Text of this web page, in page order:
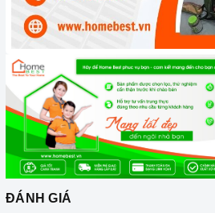
Công nghệ hiện đại
Công nghệ VarioSpeed: Giúp rút
lên đến 50%, mà vẫn đảm bảo
Công nghệ ActiveWater: Giúp tiết
hiệu quả, đồng thời giúp rửa sạch
Công nghệ EcoSilence Drive:
giảm thiểu tiếng ồn, mang đến
dụng.
Công nghệ Hygiene Plus: Giúp loại
ĐÁNH GIÁ